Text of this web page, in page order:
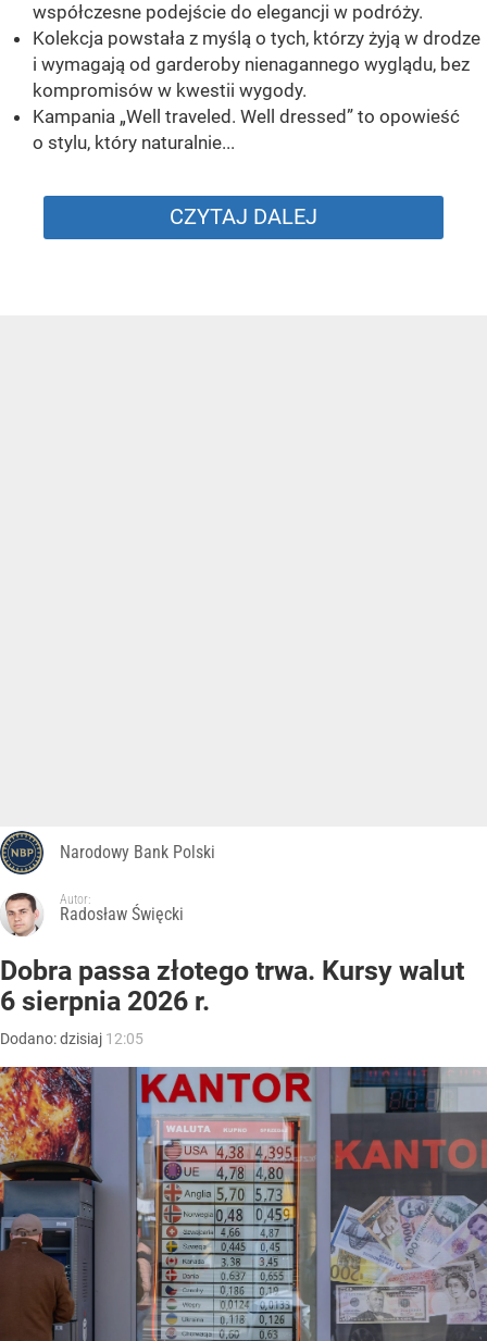
współczesne podejście do elegancji w podróży.
Kolekcja powstała z myślą o tych, którzy żyją w drodze
i wymagają od garderoby nienagannego wyglądu, bez
kompromisów w kwestii wygody.
Kampania „Well traveled. Well dressed” to opowieść
o stylu, który naturalnie...
CZYTAJ DALEJ
Narodowy Bank Polski
Autor:
Radosław Święcki
Dobra passa złotego trwa. Kursy walut
6 sierpnia 2026 r.
Dodano:dzisiaj 12:05